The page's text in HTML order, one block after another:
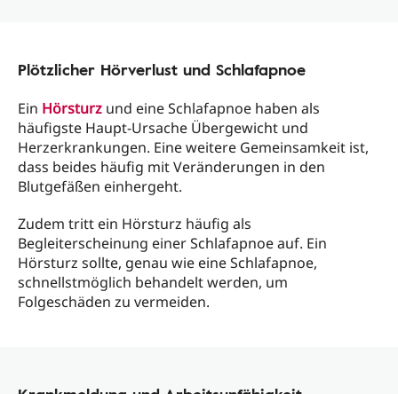
Plötzlicher Hörverlust und Schlafapnoe
Ein Hörsturz und eine Schlafapnoe haben als
häufigste Haupt-Ursache Übergewicht und
Herzerkrankungen. Eine weitere Gemeinsamkeit ist,
dass beides häufig mit Veränderungen in den
Blutgefäßen einhergeht.
Zudem tritt ein Hörsturz häufig als
Begleiterscheinung einer Schlafapnoe auf. Ein
Hörsturz sollte, genau wie eine Schlafapnoe,
schnellstmöglich behandelt werden, um
Folgeschäden zu vermeiden.